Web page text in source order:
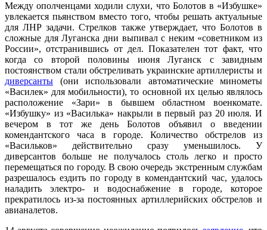
Между ополченцами ходили слухи, что Болотов в «Избушке»
увлекается пьянством вместо того, чтобы решать актуальные
для ЛНР задачи. Стрелков также утверждает, что Болотов в
сложные для Луганска дни выпивал с неким «советником из
России», отстранившись от дел. Показателен тот факт, что
когда со второй половины июня Луганск с завидным
постоянством стали обстреливать украинские артиллеристы и
диверсанты (они использовали автоматические минометы
«Василек» для мобильности), то основной их целью являлось
расположение «Зари» в бывшем областном военкомате.
«Избушку» из «Василька» накрыли в первый раз 20 июля. И
вечером в тот же день Болотов объявил о введении
комендантского часа в городе. Количество обстрелов из
«Васильков» действительно сразу уменьшилось. У
диверсантов больше не получалось столь легко и просто
перемещаться по городу. В свою очередь экстренным службам
разрешалось ездить по городу в комендантский час, удалось
наладить электро- и водоснабжение в городе, которое
прекратилось из-за постоянных артиллерийских обстрелов и
авианалетов.